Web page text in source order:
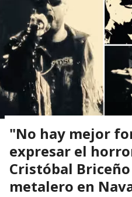
"No hay mejor
expresar el
Cristóbal
metalero en